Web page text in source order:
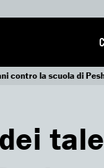
contro la scuola di